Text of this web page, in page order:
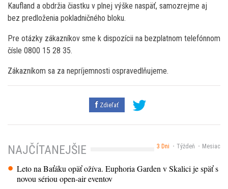
Kaufland a obdržia čiastku v plnej výške naspäť, samozrejme aj
bez predloženia pokladničného bloku.
Pre otázky zákazníkov sme k dispozícii na bezplatnom telefónnom
čísle 0800 15 28 35.
Zákazníkom sa za nepríjemnosti ospravedlňujeme.
Zdieľať
3 Dni Týždeň Mesiac
NAJČÍTANEJŠIE
Leto na Baťáku opäť ožíva. Euphoria Garden v Skalici je späť s
novou sériou open-air eventov